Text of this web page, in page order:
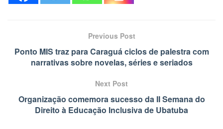
Previous Post
Ponto MIS traz para Caraguá ciclos de palestra com
narrativas sobre novelas, séries e seriados
Next Post
Organização comemora sucesso da II Semana do
Direito à Educação Inclusiva de Ubatuba